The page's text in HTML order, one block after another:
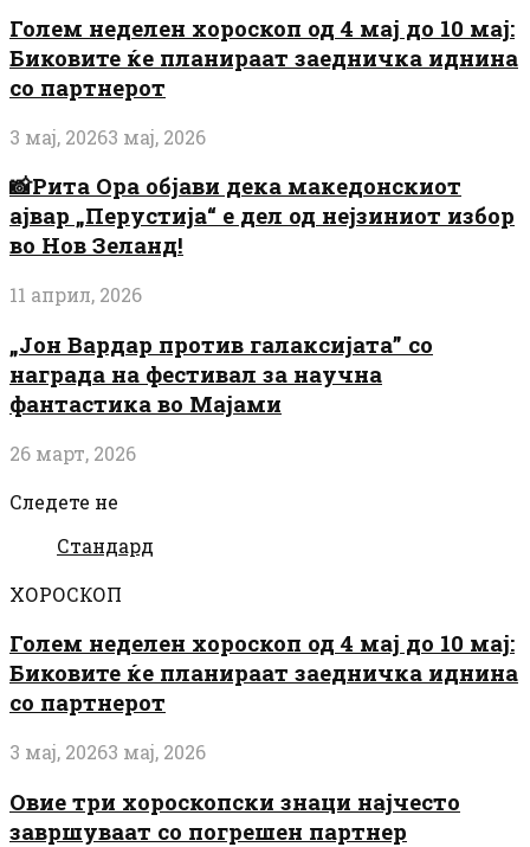
Голем неделен хороскоп од 4 мај до 10 мај:
Биковите ќе планираат заедничка иднина
со партнерот
3 мај, 20263 мај, 2026
📸Рита Ора објави дека македонскиот
ајвар „Перустија“ е дел од нејзиниот избор
во Нов Зеланд!
11 април, 2026
„Јон Вардар против галаксијата” со
награда на фестивал за научна
фантастика во Мајами
26 март, 2026
Следете не
Стандард
ХОРОСКОП
Голем неделен хороскоп од 4 мај до 10 мај:
Биковите ќе планираат заедничка иднина
со партнерот
3 мај, 20263 мај, 2026
Овие три хороскопски знаци најчесто
завршуваат со погрешен партнер